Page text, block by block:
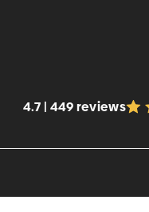
4.7 | 449 reviews